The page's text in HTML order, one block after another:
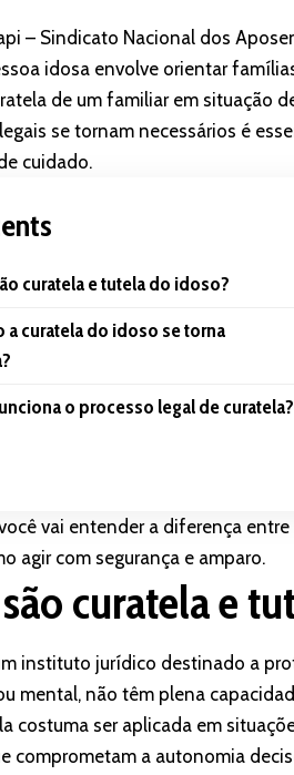
– Sindicato Nacional dos
idosa envolve orientar
de um familiar em situação
se tornam necessários é
cuidado.
curatela e tutela do idoso?
a curatela do idoso se torna
o processo legal de curatela?
vai entender a diferença
agir com segurança e amparo.
curatela e
instituto jurídico destinado a
mental, não têm plena
costuma ser aplicada em
comprometam a autonomia